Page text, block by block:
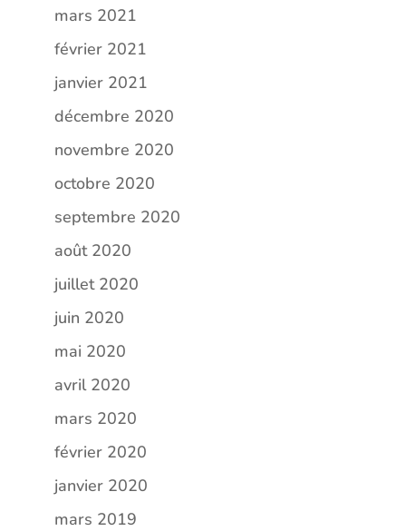
mars 2021
février 2021
janvier 2021
décembre 2020
novembre 2020
octobre 2020
septembre 2020
août 2020
juillet 2020
juin 2020
mai 2020
avril 2020
mars 2020
février 2020
janvier 2020
mars 2019